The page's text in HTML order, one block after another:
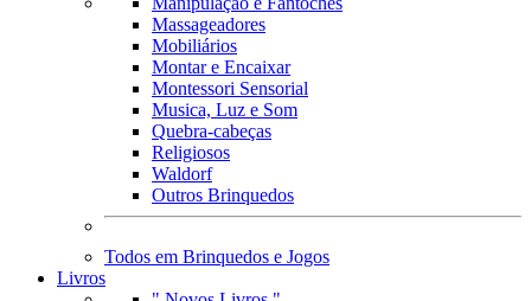
Massageadores
Mobiliários
Montar e Encaixar
Montessori Sensorial
Musica, Luz e Som
Quebra-cabeças
Religiosos
Waldorf
Outros Brinquedos
Todos em Brinquedos e Jogos
Livros